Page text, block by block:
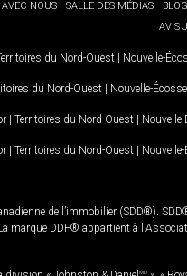
NOUS SALLE DES MÉDIAS
AVIS
du Nord-Ouest | Nouvelle-
du Nord-Ouest | Nouvelle-Écosse
| Territoires du Nord-Ouest |
| Territoires du Nord-Ouest |
de l’immobilier (SDD®).
DDF® appartient à
MD